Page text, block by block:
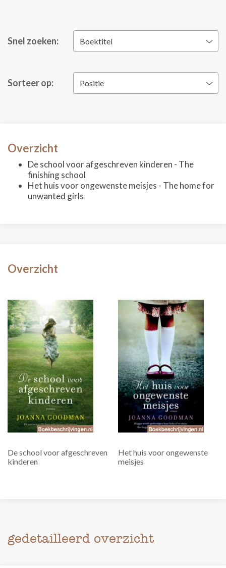
Snel zoeken: Boektitel
Sorteer op: Positie
Overzicht
De school voor afgeschreven kinderen - The
finishing school
Het huis voor ongewenste meisjes - The home for
unwanted girls
Overzicht
De school voor afgeschreven
kinderen
Het huis voor ongewenste
meisjes
gedetailleerd overzicht